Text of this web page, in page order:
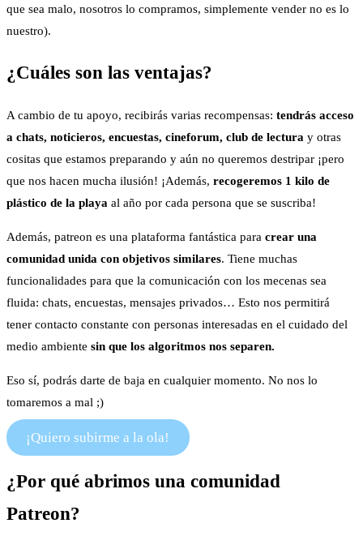
que sea malo, nosotros lo compramos, simplemente vender no es lo
nuestro).
¿Cuáles son las ventajas?
A cambio de tu apoyo, recibirás varias recompensas: tendrás acceso
a chats, noticieros, encuestas, cineforum, club de lectura y otras
cositas que estamos preparando y aún no queremos destripar ¡pero
que nos hacen mucha ilusión! ¡Además, recogeremos 1 kilo de
plástico de la playa al año por cada persona que se suscriba!
Además, patreon es una plataforma fantástica para crear una
comunidad unida con objetivos similares. Tiene muchas
funcionalidades para que la comunicación con los mecenas sea
fluida: chats, encuestas, mensajes privados… Esto nos permitirá
tener contacto constante con personas interesadas en el cuidado del
medio ambiente sin que los algoritmos nos separen.
Eso sí, podrás darte de baja en cualquier momento. No nos lo
tomaremos a mal ;)
¡Quiero subirme a la ola!
¿Por qué abrimos una comunidad
Patreon?